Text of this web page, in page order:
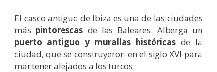
El casco antiguo de Ibiza es una de las ciudades
más pintorescas de las Baleares. Alberga un
puerto antiguo y murallas históricas de la
ciudad, que se construyeron en el siglo XVI para
mantener alejados a los turcos.